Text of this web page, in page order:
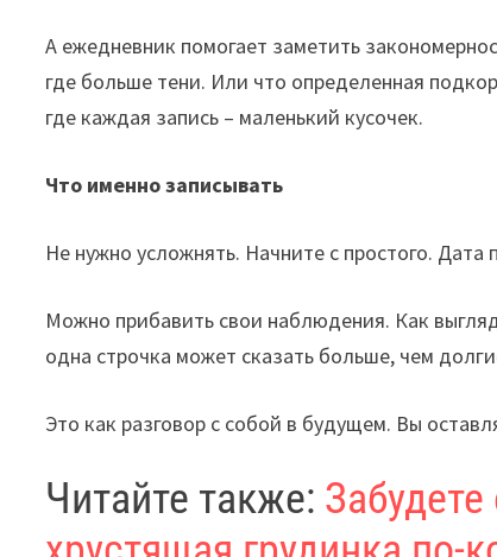
А ежедневник помогает заметить
где больше тени. Или что определенная
где каждая запись – маленький кусочек.
Что именно записывать
Не нужно усложнять. Начните с простого.
Можно прибавить свои наблюдения. Как
одна строчка может сказать больше, чем
Это как разговор с собой в будущем. Вы
Читайте также: